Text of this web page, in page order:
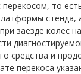
то
стенда,
заезде колес
средства и
перекоса